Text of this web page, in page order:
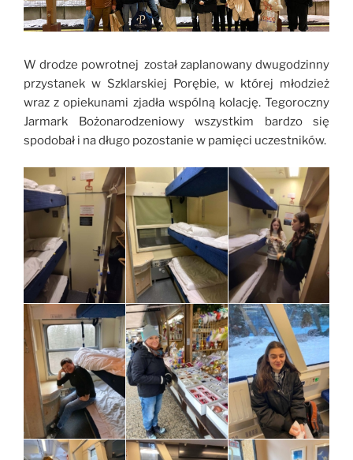
W drodze powrotnej został zaplanowany dwugodzinny
przystanek w Szklarskiej Porębie, w której młodzież
wraz z opiekunami zjadła wspólną kolację. Tegoroczny
Jarmark Bożonarodzeniowy wszystkim bardzo się
spodobał i na długo pozostanie w pamięci uczestników.